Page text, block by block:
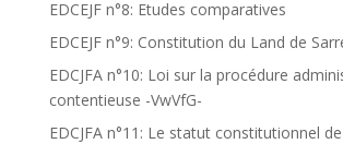
EDCEJF n°8: Etudes comparatives
EDCEJF n°9: Constitution du Land de
EDCJFA n°10: Loi sur la procédure
contentieuse -VwVfG-
EDCJFA n°11: Le statut constitutionnel de